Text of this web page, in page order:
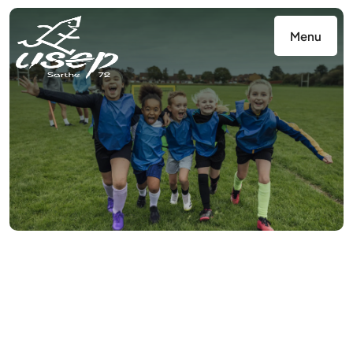
Menu
Panneau de gestion des cookies